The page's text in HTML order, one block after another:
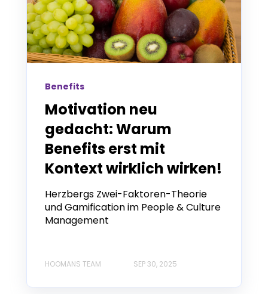
Benefits
Motivation neu
gedacht: Warum
Benefits erst mit
Kontext wirklich wirken!
Herzbergs Zwei-Faktoren-Theorie
und Gamification im People & Culture
Management
HOOMANS TEAM SEP 30, 2025